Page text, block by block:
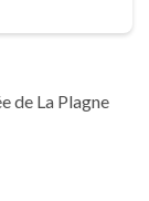
de La Plagne